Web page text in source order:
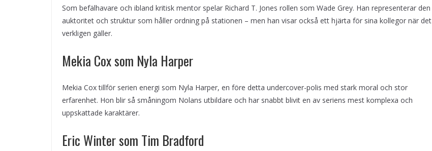
Som befälhavare och ibland kritisk mentor spelar Richard T. Jones rollen som Wade Grey. Han representerar den
auktoritet och struktur som håller ordning på stationen – men han visar också ett hjärta för sina kollegor när det
verkligen gäller.
Mekia Cox som Nyla Harper
Mekia Cox tillför serien energi som Nyla Harper, en före detta undercover-polis med stark moral och stor
erfarenhet. Hon blir så småningom Nolans utbildare och har snabbt blivit en av seriens mest komplexa och
uppskattade karaktärer.
Eric Winter som Tim Bradford